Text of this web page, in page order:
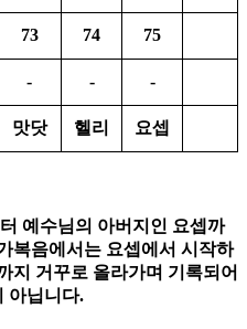
73 74 75
- - -
맛닷 헬리 요셉
예수님의 아버지인 요셉까
복음에서는 요셉에서 시작하
지 거꾸로 올라가며 기록되어
아닙니다.